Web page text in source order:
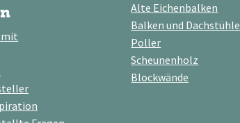
mit
Alte Eichenbalken
Balken und Dachstühle
Poller
Scheunenholz
Blockwände